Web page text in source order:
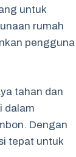
untuk
rumah
pengguna
tahan dan
dalam
Dengan
tepat untuk